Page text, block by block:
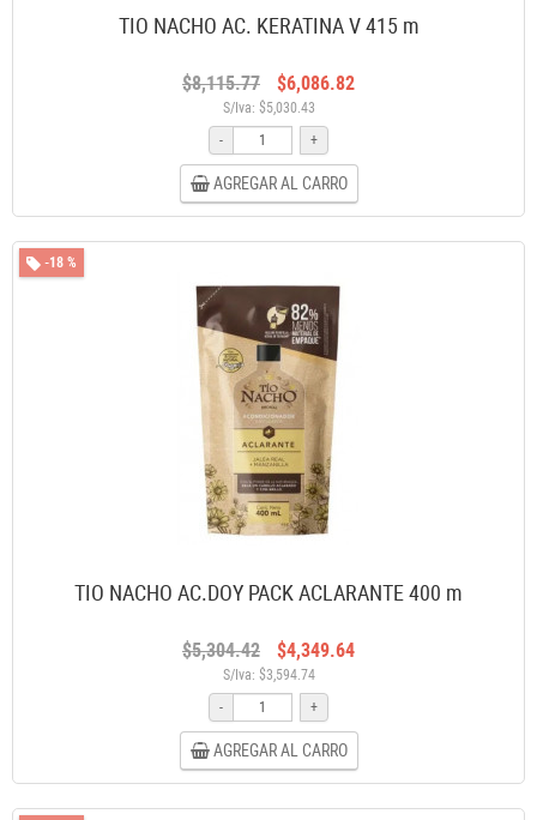
TIO NACHO AC. KERATINA V 415 m
$8,115.77 $6,086.82
S/Iva: $5,030.43
-
+
AGREGAR AL CARRO
-18 %
TIO NACHO AC.DOY PACK ACLARANTE 400 m
$5,304.42 $4,349.64
S/Iva: $3,594.74
-
+
AGREGAR AL CARRO